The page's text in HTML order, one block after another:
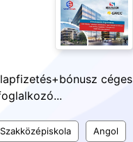
céges
Szakközépiskola Angol